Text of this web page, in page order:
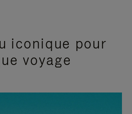
iconique pour
voyage